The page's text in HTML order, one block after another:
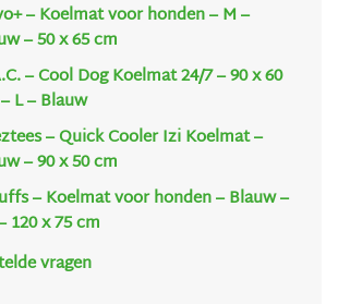
– Koelmat voor honden – M –
– 50 x 65 cm
– Cool Dog Koelmat 24/7 – 90 x 60
L – Blauw
– Quick Cooler Izi Koelmat –
– 90 x 50 cm
– Koelmat voor honden – Blauw –
120 x 75 cm
vragen